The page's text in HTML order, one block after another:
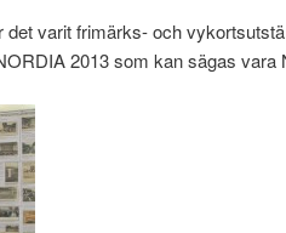
det varit frimärks- och
2013 som kan sägas